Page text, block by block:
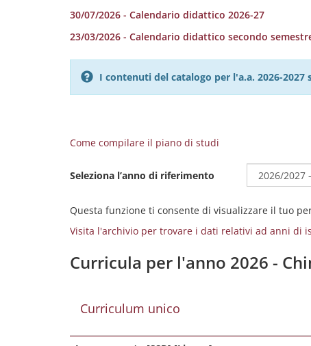
30/07/2026 - Calendario didattico 2026-27
23/03/2026 - Calendario didattico secondo
I contenuti del catalogo per l'a.a. 2026-
Come compilare il piano di studi
Seleziona l’anno di riferimento
Questa funzione ti consente di visualizzare il tuo
Visita l'archivio per trovare i dati relativi ad anni di
Curricula per l'anno 2026 -
Curriculum unico